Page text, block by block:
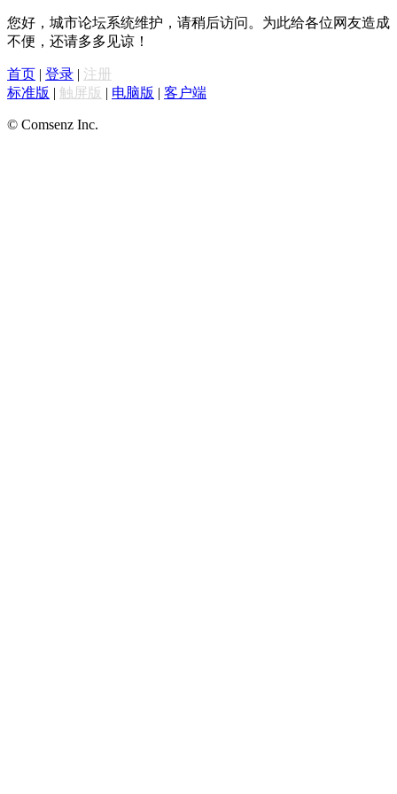
您好，城市论坛系统维护，请稍后访问。为此给各位网友造成
不便，还请多多见谅！
首页 | 登录 | 注册
标准版 | 触屏版 | 电脑版 | 客户端
© Comsenz Inc.